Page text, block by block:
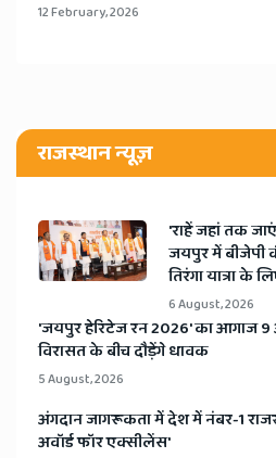
12 February, 2026
राजस्थान न्यूज़
'राहें जहां तक
जयपुर में बीजेपी
तिरंगा यात्रा के
6 August, 2026
​'जयपुर हेरिटेज रन 2026' का आगाज 9
विरासत के बीच दौड़ेंगे धावक
5 August, 2026
अंगदान जागरूकता में देश में नंबर-1
अवॉर्ड फॉर एक्सीलेंस'